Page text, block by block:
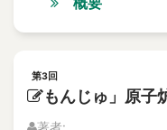
第3回
もんじゅ」原子